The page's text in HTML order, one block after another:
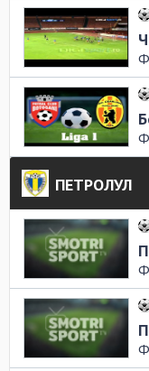
ПЕТРОЛУЛ